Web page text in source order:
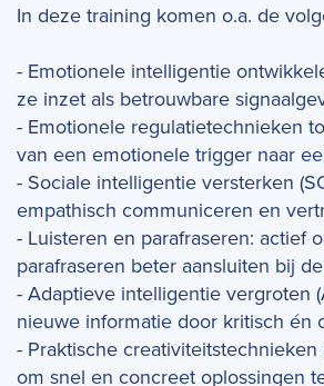
In deze training komen o.a. de
- Emotionele intelligentie
ze inzet als betrouwbare
- Emotionele regulatietechnieken
van een emotionele trigger naar
- Sociale intelligentie versterken
empathisch communiceren en
- Luisteren en parafraseren: actief
parafraseren beter aansluiten bij
- Adaptieve intelligentie vergroten
nieuwe informatie door kritisch én
- Praktische
om snel en concreet oplossingen